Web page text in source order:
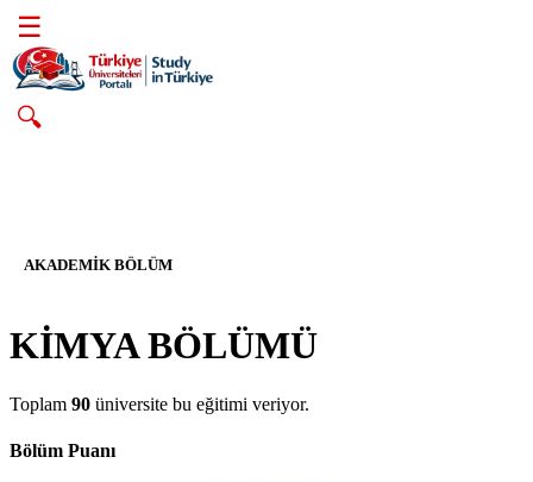
☰
🔍
AKADEMIK BÖLÜM
KİMYA BÖLÜMÜ
Toplam 90 üniversite bu eğitimi veriyor.
Bölüm Puanı